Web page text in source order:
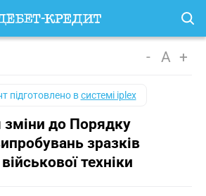
- A +
підготовлено всистемі iplex
зміни до Порядку
зразків
техніки